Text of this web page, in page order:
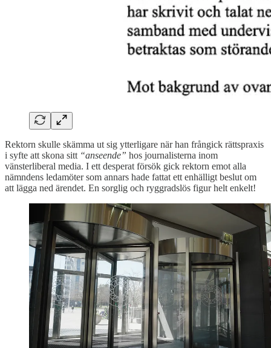
Rektorn skulle skämma ut sig ytterligare när han frångick rättspraxis
i syfte att skona sitt “anseende” hos journalisterna inom
vänsterliberal media. I ett desperat försök gick rektorn emot alla
nämndens ledamöter som annars hade fattat ett enhälligt beslut om
att lägga ned ärendet. En sorglig och ryggradslös figur helt enkelt!